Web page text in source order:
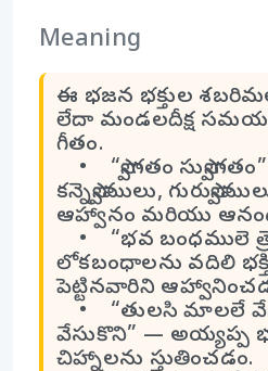
Meaning
ఈ భజన భక్తుల
లేదా మండలదీక్ష
గీతం.
• “స్వాగతం
కన్నెస్వాములు,
ఆహ్వానం మరియు ఆనంద
• “భవ బంధములె
లోకబంధాలను వదిలి
పెట్టినవారిని
• “తులసి మాలలే
వేసుకొని” — అయ్యప్ప
చిహ్నాలను స్తుతించడం.